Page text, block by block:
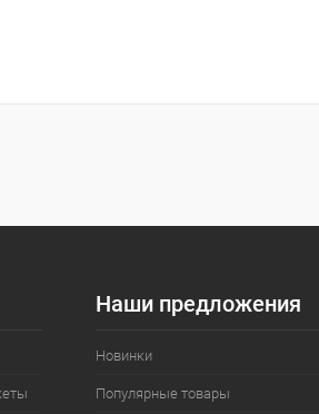
Наши предложения
Новинки
Популярные товары